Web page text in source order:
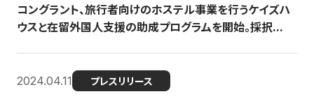
コングラント、旅行者向けのホステル事業を行うケイズハ
ウスと在留外国人支援の助成プログラムを開始。採択...
2024.04.11 プレスリリース